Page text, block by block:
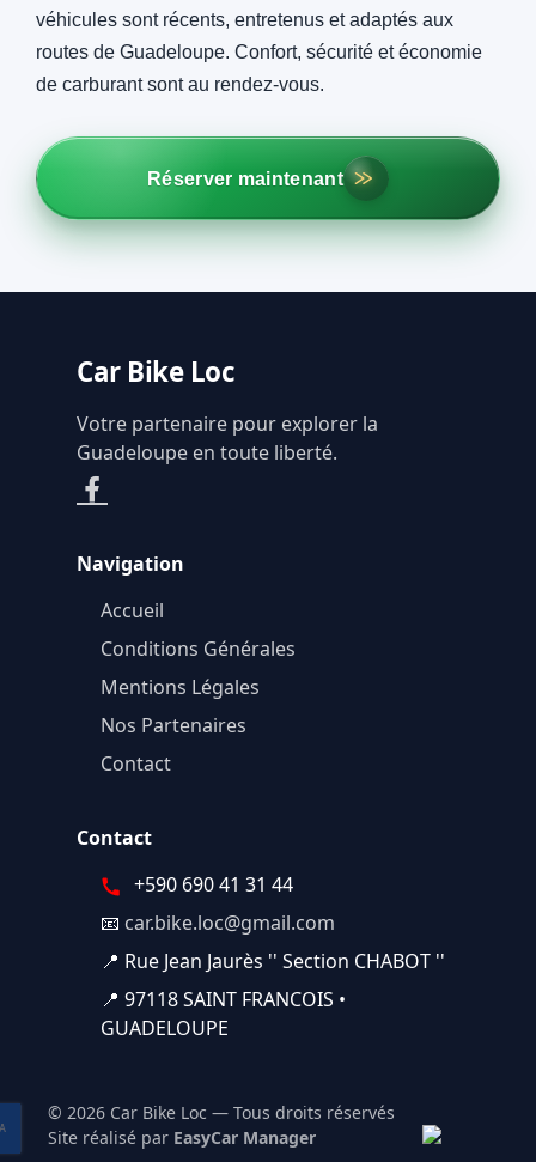
véhicules sont récents, entretenus et adaptés aux
routes de Guadeloupe. Confort, sécurité et économie
de carburant sont au rendez-vous.
Réserver maintenant
Car Bike Loc
Votre partenaire pour explorer la
Guadeloupe en toute liberté.
Navigation
Accueil
Conditions Générales
Mentions Légales
Nos Partenaires
Contact
Contact
+590 690 41 31 44
📧 car.bike.loc@gmail.com
📍 Rue Jean Jaurès '' Section CHABOT ''
📍 97118 SAINT FRANCOIS •
GUADELOUPE
© 2026 Car Bike Loc — Tous droits réservés
Site réalisé par EasyCar Manager